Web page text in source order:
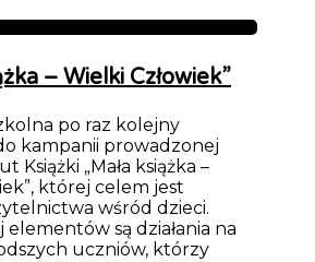
– Wielki Człowiek”
po raz kolejny
kampanii prowadzonej
Książki „Mała książka –
której celem jest
wśród dzieci.
elementów są działania na
uczniów, którzy